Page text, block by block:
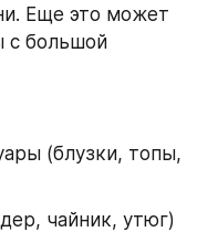
Еще это может
с большой
(блузки, топы,
чайник, утюг)